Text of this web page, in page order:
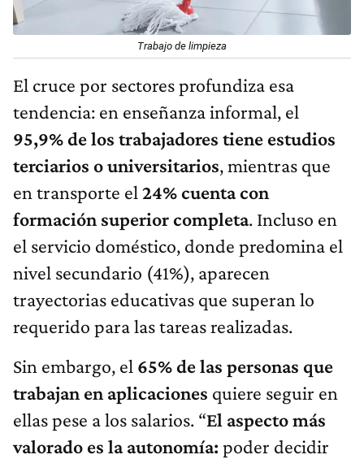
Trabajo de limpieza
El cruce por sectores profundiza esa
tendencia: en enseñanza informal, el
95,9% de los trabajadores tiene estudios
terciarios o universitarios, mientras que
en transporte el 24% cuenta con
formación superior completa. Incluso en
el servicio doméstico, donde predomina el
nivel secundario (41%), aparecen
trayectorias educativas que superan lo
requerido para las tareas realizadas.
Sin embargo, el 65% de las personas que
trabajan en aplicaciones quiere seguir en
ellas pese a los salarios. “El aspecto más
valorado es la autonomía: poder decidir